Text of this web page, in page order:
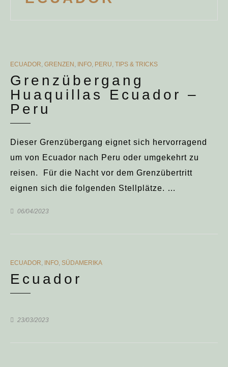
CATEGORIES
ECUADOR, GRENZEN , INFO, PERU, TIPS & TRICKS
Grenzübergang
Huaquillas Ecuador –
Peru
Dieser Grenzübergang eignet sich hervorragend
um von Ecuador nach Peru oder umgekehrt zu
reisen. Für die Nacht vor dem Grenzübertritt
eignen sich die folgenden Stellplätze. …
06/04/2023
CATEGORIES
ECUADOR, INFO, SÜDAMERIKA
Ecuador
23/03/2023